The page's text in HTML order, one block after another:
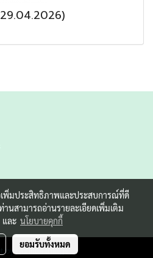
by Qd little things
เพิ่มประสิทธิภาพและประสบการณ์ที่ดี
านสามารถอ่านรายละเอียดเพิ่มเติม
และ นโยบายคุกกี้
ยอมรับทั้งหมด